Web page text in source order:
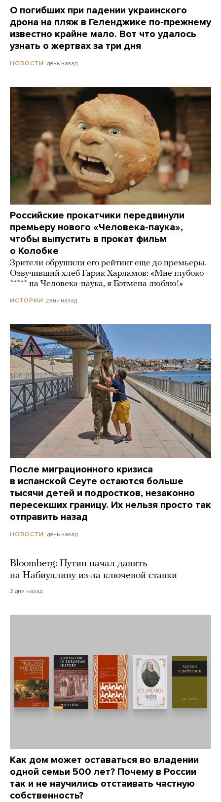
О погибших при падении украинского
дрона на пляж в Геленджике по-прежнему
известно крайне мало. Вот что удалось
узнать о жертвах за три дня
НОВОСТИ день назад
Российские прокатчики передвинули
премьеру нового «Человека-паука»,
чтобы выпустить в прокат фильм
о Колобке
Зрители обрушили его рейтинг еще до премьеры.
Озвучивший хлеб Гарик Харламов: «Мне глубоко
***** на Человека-паука, я Бэтмена люблю!»
ИСТОРИИ день назад
После миграционного кризиса
в испанской Сеуте остаются больше
тысячи детей и подростков, незаконно
пересекших границу. Их нельзя просто так
отправить назад
НОВОСТИ день назад
Bloomberg: Путин начал давить
на Набиуллину из-за ключевой ставки
2 дня назад
Как дом может оставаться во владении
одной семьи 500 лет? Почему в России
так и не научились отстаивать частную
собственность?